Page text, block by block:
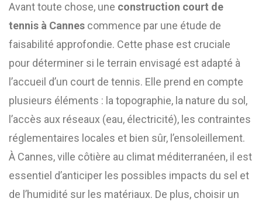
Avant toute chose, une construction court de
tennis à Cannes commence par une étude de
faisabilité approfondie. Cette phase est cruciale
pour déterminer si le terrain envisagé est adapté à
l’accueil d’un court de tennis. Elle prend en compte
plusieurs éléments : la topographie, la nature du sol,
l’accès aux réseaux (eau, électricité), les contraintes
réglementaires locales et bien sûr, l’ensoleillement.
À Cannes, ville côtière au climat méditerranéen, il est
essentiel d’anticiper les possibles impacts du sel et
de l’humidité sur les matériaux. De plus, choisir un